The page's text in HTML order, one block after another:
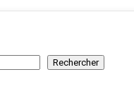
Rechercher